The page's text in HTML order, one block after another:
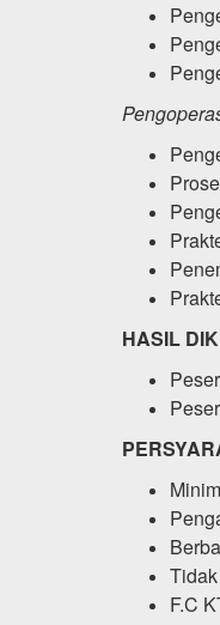
HASIL
F.C